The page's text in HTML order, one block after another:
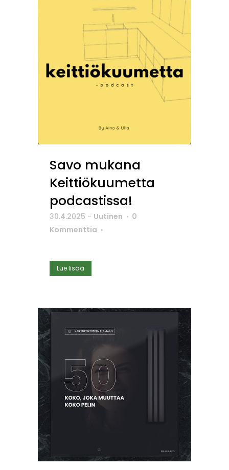
Savo mukana
Keittiökuumetta
podcastissa!
30.4.2025 - Uutinen
0
Kommenttia
Lue lisää